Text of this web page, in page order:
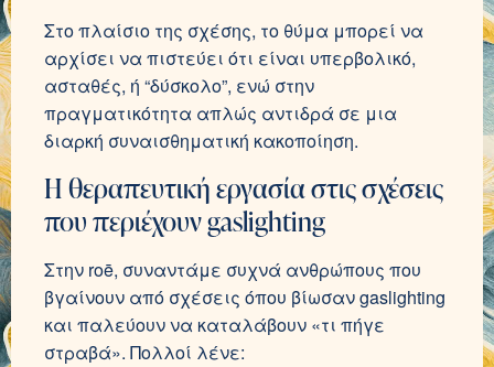
Στο πλαίσιο της σχέσης, το θύμα μπορεί να
αρχίσει να πιστεύει ότι είναι υπερβολικό,
ασταθές, ή “δύσκολο”, ενώ στην
πραγματικότητα απλώς αντιδρά σε μια
διαρκή συναισθηματική κακοποίηση.
Η θεραπευτική εργασία στις σχέσεις
που περιέχουν gaslighting
Στην roē, συναντάμε συχνά ανθρώπους που
βγαίνουν από σχέσεις όπου βίωσαν gaslighting
και παλεύουν να καταλάβουν «τι πήγε
στραβά». Πολλοί λένε: